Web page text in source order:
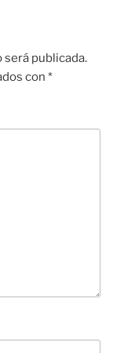
publicada.
con *